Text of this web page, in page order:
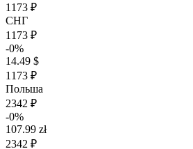
1173 ₽
СНГ
1173 ₽
-0%
14.49 $
1173 ₽
Польша
2342 ₽
-0%
107.99 zł
2342 ₽